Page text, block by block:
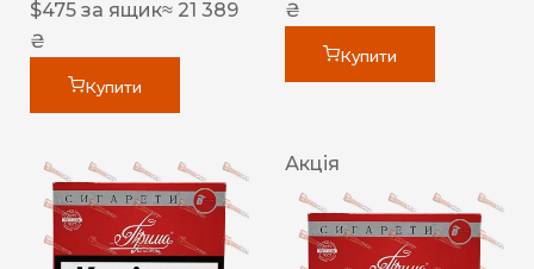
$475 за ящик≈ 21 389
₴
Купити
₴
Купити
Акція